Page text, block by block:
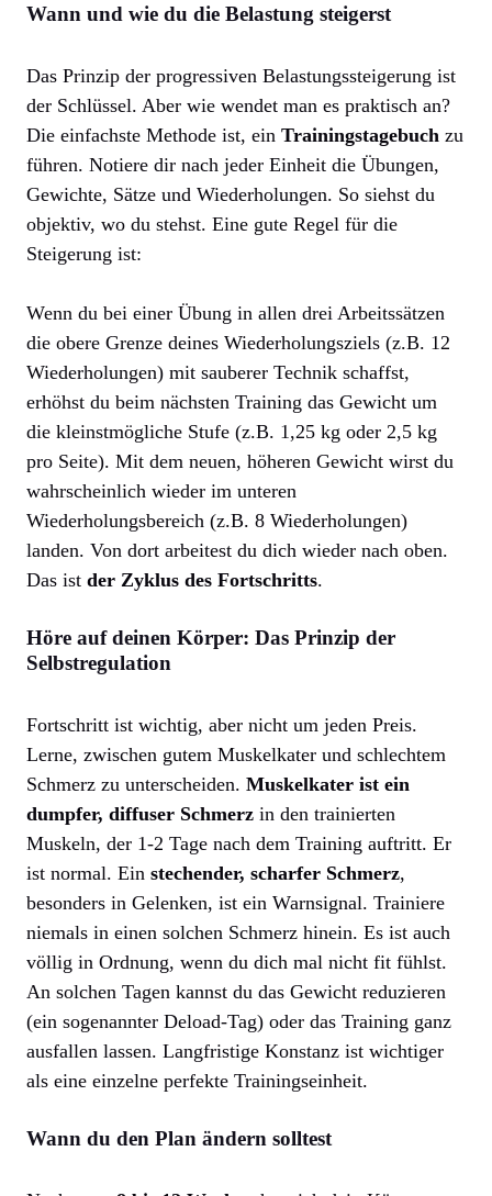
Wann und wie du die Belastung steigerst
Das Prinzip der progressiven Belastungssteigerung ist
der Schlüssel. Aber wie wendet man es praktisch an?
Die einfachste Methode ist, ein Trainingstagebuch zu
führen. Notiere dir nach jeder Einheit die Übungen,
Gewichte, Sätze und Wiederholungen. So siehst du
objektiv, wo du stehst. Eine gute Regel für die
Steigerung ist:
Wenn du bei einer Übung in allen drei Arbeitssätzen
die obere Grenze deines Wiederholungsziels (z.B. 12
Wiederholungen) mit sauberer Technik schaffst,
erhöhst du beim nächsten Training das Gewicht um
die kleinstmögliche Stufe (z.B. 1,25 kg oder 2,5 kg
pro Seite). Mit dem neuen, höheren Gewicht wirst du
wahrscheinlich wieder im unteren
Wiederholungsbereich (z.B. 8 Wiederholungen)
landen. Von dort arbeitest du dich wieder nach oben.
Das ist der Zyklus des Fortschritts.
Höre auf deinen Körper: Das Prinzip der
Selbstregulation
Fortschritt ist wichtig, aber nicht um jeden Preis.
Lerne, zwischen gutem Muskelkater und schlechtem
Schmerz zu unterscheiden. Muskelkater ist ein
dumpfer, diffuser Schmerz in den trainierten
Muskeln, der 1-2 Tage nach dem Training auftritt. Er
ist normal. Ein stechender, scharfer Schmerz,
besonders in Gelenken, ist ein Warnsignal. Trainiere
niemals in einen solchen Schmerz hinein. Es ist auch
völlig in Ordnung, wenn du dich mal nicht fit fühlst.
An solchen Tagen kannst du das Gewicht reduzieren
(ein sogenannter Deload-Tag) oder das Training ganz
ausfallen lassen. Langfristige Konstanz ist wichtiger
als eine einzelne perfekte Trainingseinheit.
Wann du den Plan ändern solltest